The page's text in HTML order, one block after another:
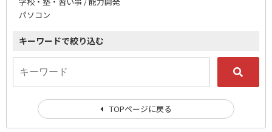
パソコン
キーワードで絞り込む
TOPページに戻る